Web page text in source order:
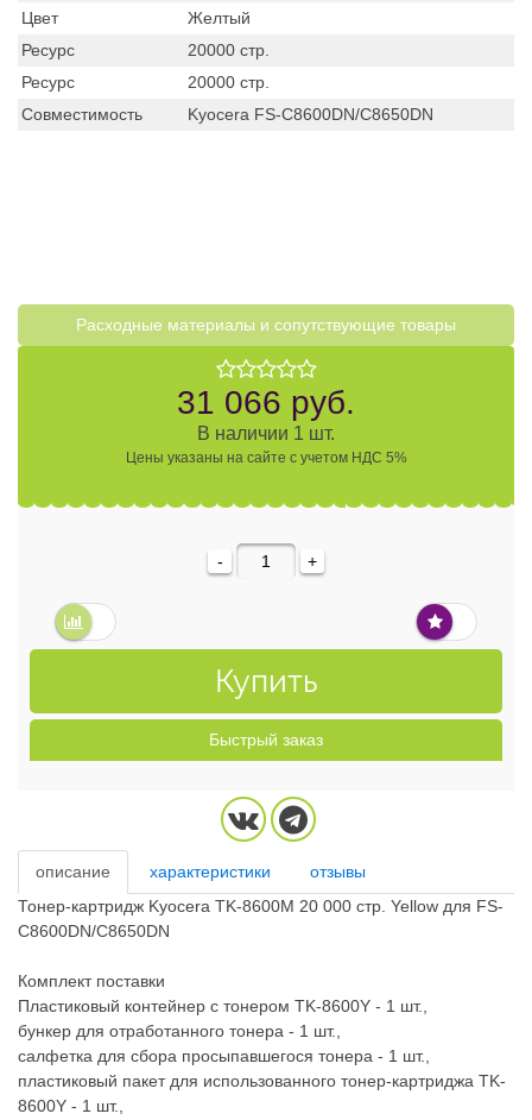
Цвет
Желтый
Ресурс
20000 стр.
Ресурс
20000 стр.
Совместимость
Kyocera FS-C8600DN/C8650DN
Расходные материалы и cопутствующие товары
31 066 руб.
В наличии 1 шт.
Цены указаны на сайте с учетом НДС 5%
- +
Купить
Быстрый заказ
описание характеристики
отзывы
Тонер-картридж Kyocera TK-8600M 20 000 стр. Yellow для FS-
C8600DN/C8650DN
Комплект поставки
Пластиковый контейнер с тонером TK-8600Y - 1 шт.,
бункер для отработанного тонера - 1 шт.,
салфетка для сбора просыпавшегося тонера - 1 шт.,
пластиковый пакет для использованного тонер-картриджа TK-
8600Y - 1 шт.,